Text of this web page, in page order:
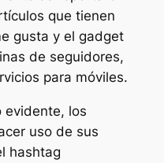
que tienen
gusta y el gadget
de seguidores,
para móviles.
evidente, los
uso de sus
hashtag